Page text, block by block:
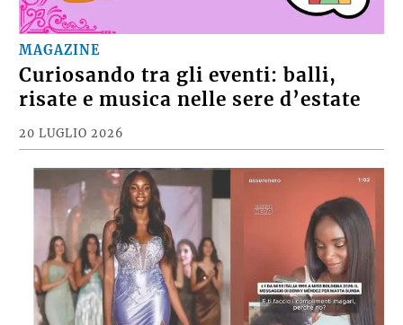
MAGAZINE
Curiosando tra gli eventi: balli,
risate e musica nelle sere d’estate
20 LUGLIO 2026